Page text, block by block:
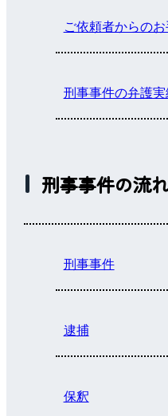
ご依頼者からのお
刑事事件の弁護実
刑事事件の流
刑事事件
逮捕
保釈